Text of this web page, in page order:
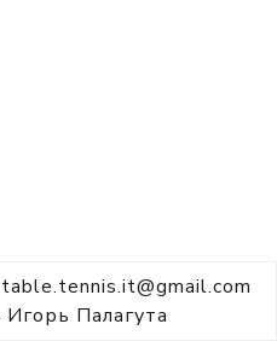
table.tennis.it@gmail.com
Игорь Палагута